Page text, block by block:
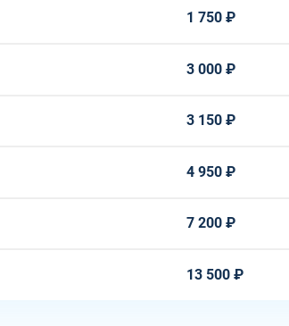
1 750 ₽
3 000 ₽
3 150 ₽
4 950 ₽
7 200 ₽
13 500 ₽